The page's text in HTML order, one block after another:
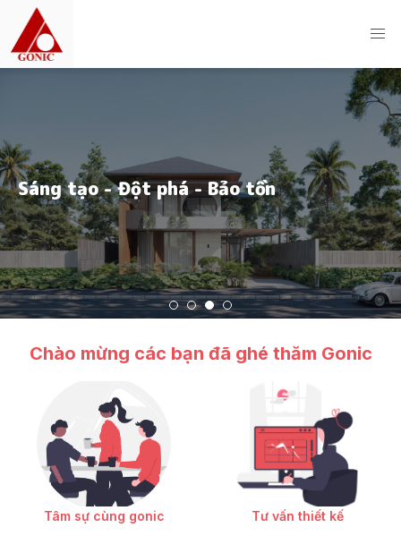
kế
Chào mừng các bạn đã ghé thăm Gonic
Tâm sự cùng gonic Tư vấn thiết kế